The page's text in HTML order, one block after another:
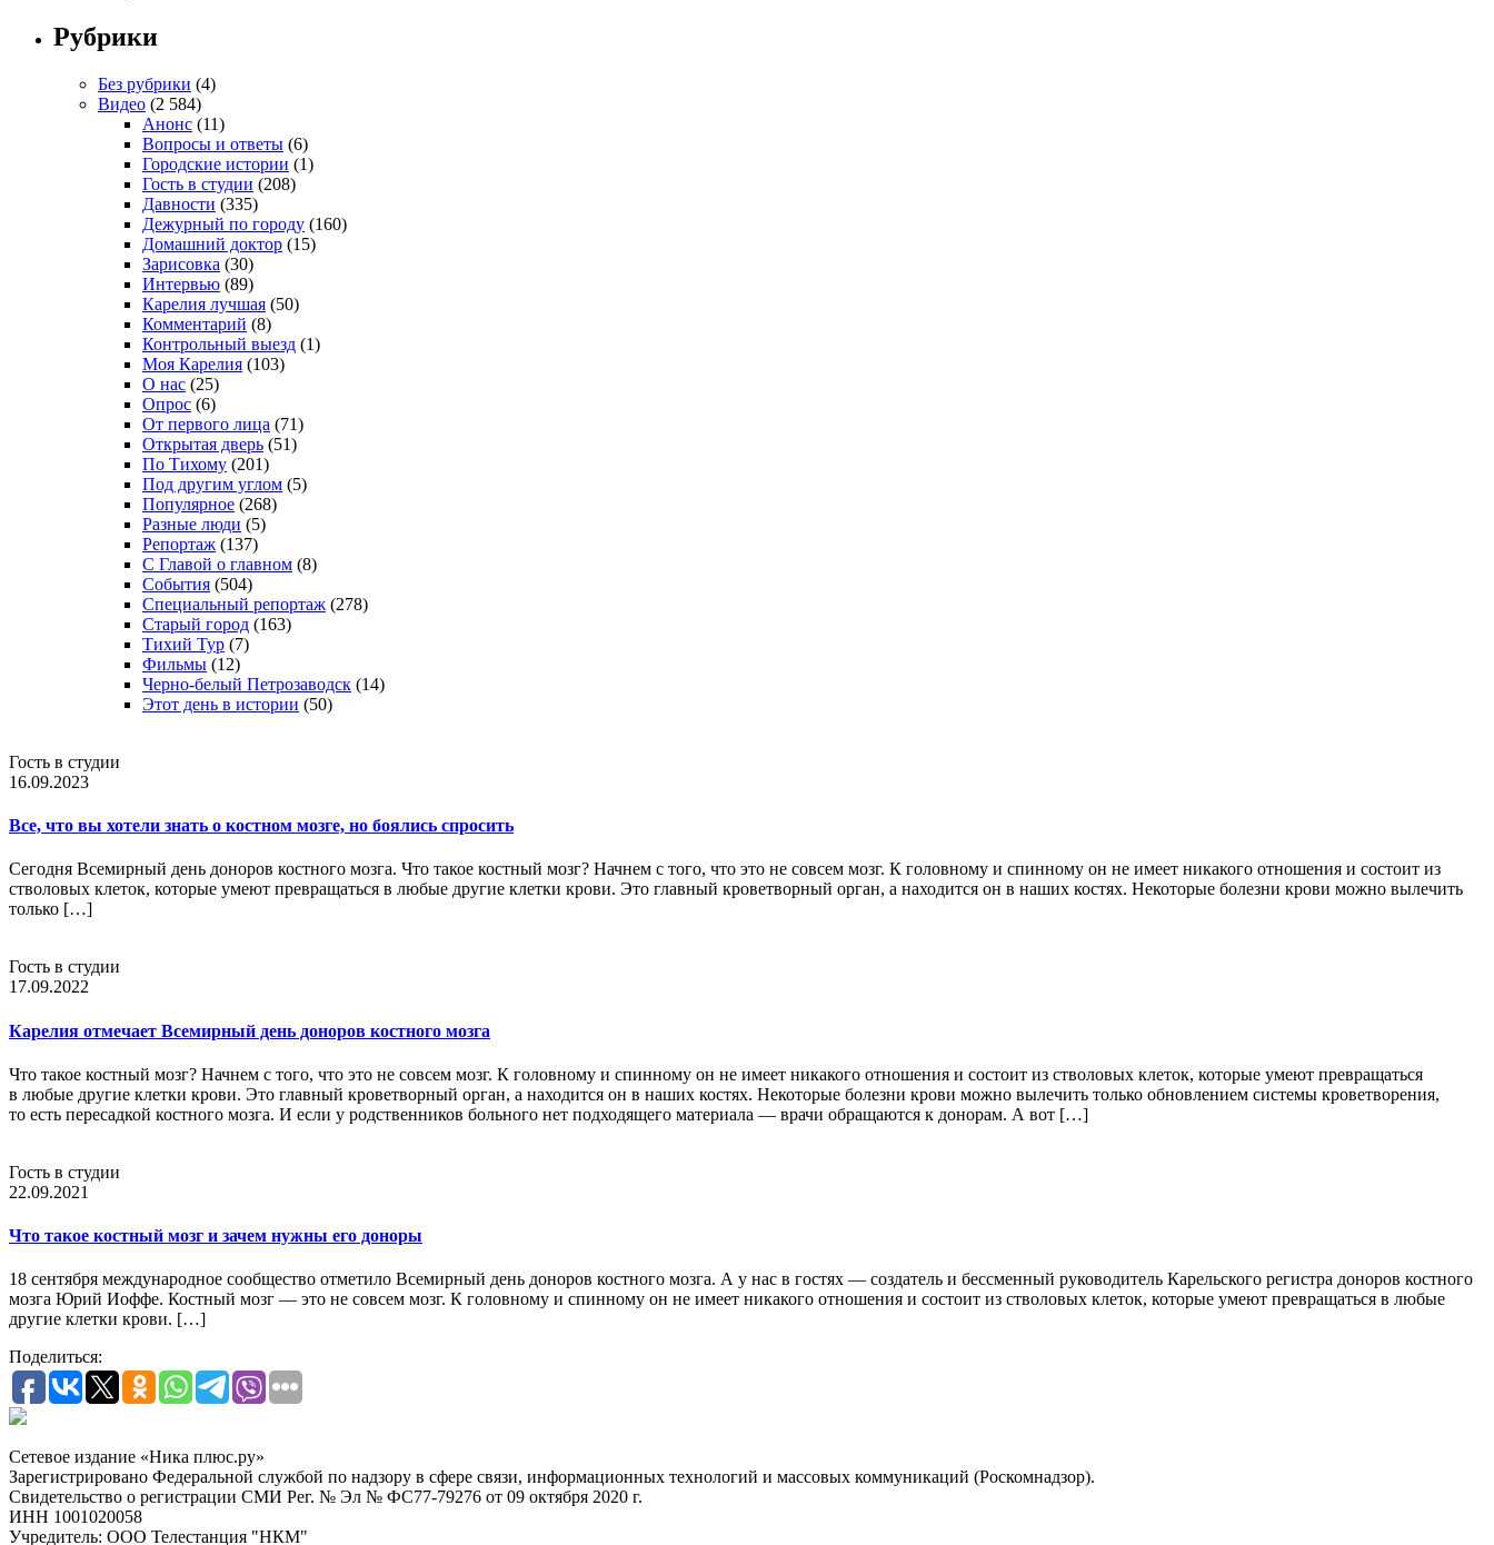
Рубрики
Без рубрики (4)
Видео (2 584)
Анонс (11)
Вопросы и ответы (6)
Городские истории (1)
Гость в студии (208)
Давности (335)
Дежурный по городу (160)
Домашний доктор (15)
Зарисовка (30)
Интервью (89)
Карелия лучшая (50)
Комментарий (8)
Контрольный выезд (1)
Моя Карелия (103)
О нас (25)
Опрос (6)
От первого лица (71)
Открытая дверь (51)
По Тихому (201)
Под другим углом (5)
Популярное (268)
Разные люди (5)
Репортаж (137)
С Главой о главном (8)
События (504)
Специальный репортаж (278)
Старый город (163)
Тихий Тур (7)
Фильмы (12)
Черно-белый Петрозаводск (14)
Этот день в истории (50)
Гость в студии
16.09.2023
Все, что вы хотели знать о костном мозге, но боялись спросить
Сегодня Всемирный день доноров костного мозга. Что такое костный мозг? Начнем с того, что это не совсем мозг. К головному и спинному он не имеет никакого отношения и состоит из
стволовых клеток, которые умеют превращаться в любые другие клетки крови. Это главный кроветворный орган, а находится он в наших костях. Некоторые болезни крови можно вылечить
только […]
Гость в студии
17.09.2022
Карелия отмечает Всемирный день доноров костного мозга
Что такое костный мозг? Начнем с того, что это не совсем мозг. К головному и спинному он не имеет никакого отношения и состоит из стволовых клеток, которые умеют превращаться
в любые другие клетки крови. Это главный кроветворный орган, а находится он в наших костях. Некоторые болезни крови можно вылечить только обновлением системы кроветворения,
то есть пересадкой костного мозга. И если у родственников больного нет подходящего материала — врачи обращаются к донорам. А вот […]
Гость в студии
22.09.2021
Что такое костный мозг и зачем нужны его доноры
18 сентября международное сообщество отметило Всемирный день доноров костного мозга. А у нас в гостях — создатель и бессменный руководитель Карельского регистра доноров костного
мозга Юрий Иоффе. Костный мозг — это не совсем мозг. К головному и спинному он не имеет никакого отношения и состоит из стволовых клеток, которые умеют превращаться в любые
другие клетки крови. […]
Поделиться:
Сетевое издание «Ника плюс.ру»
Зарегистрировано Федеральной службой по надзору в сфере связи, информационных технологий и массовых коммуникаций (Роскомнадзор).
Свидетельство о регистрации СМИ Рег. № Эл № ФС77-79276 от 09 октября 2020 г.
ИНН 1001020058
Учредитель: ООО Телестанция "НКМ"